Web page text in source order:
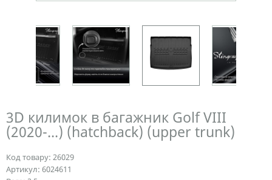
3D килимок в багажник Golf VIII
(2020-...) (hatchback) (upper trunk)
Код товару: 26029
Артикул: 6024611